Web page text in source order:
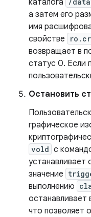
каталога
а затем его
имя
свойстве
возвращает в
статус 0. Если
Остановить
графическое
vold с
устанавливает
значение
выполнению
останавливает
что позволяет